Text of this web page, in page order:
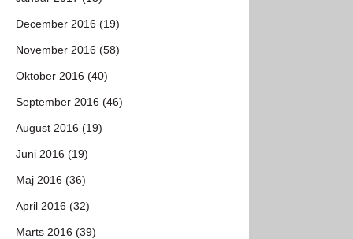
December 2016 (19)
November 2016 (58)
Oktober 2016 (40)
September 2016 (46)
August 2016 (19)
Juni 2016 (19)
Maj 2016 (36)
April 2016 (32)
Marts 2016 (39)